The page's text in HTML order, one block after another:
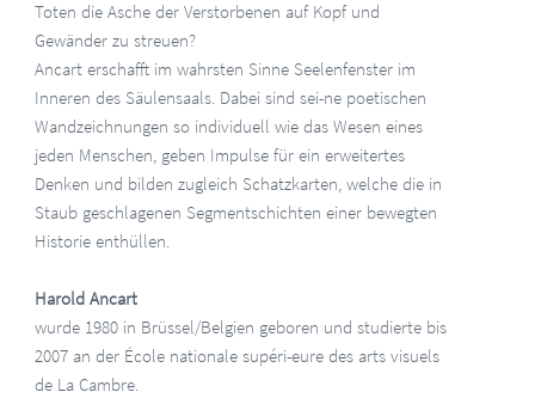
Toten die Asche der Verstorbenen auf Kopf und
Gewänder zu streuen?
Ancart erschafft im wahrsten Sinne Seelenfenster im
Inneren des Säulensaals. Dabei sind sei-ne poetischen
Wandzeichnungen so individuell wie das Wesen eines
jeden Menschen, geben Impulse für ein erweitertes
Denken und bilden zugleich Schatzkarten, welche die in
Staub geschlagenen Segmentschichten einer bewegten
Historie enthüllen.
Harold Ancart
wurde 1980 in Brüssel/Belgien geboren und studierte bis
2007 an der École nationale supéri-eure des arts visuels
de La Cambre.